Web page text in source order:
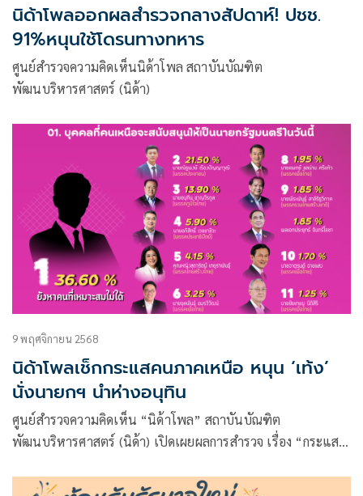
นิด้าโพลออกผลสำรวจกลางสัปดาห์! ปชช.
91%หนุนใช้โดรนทางทหาร
ศูนย์สำรวจความคิดเห็นนิด้าโพล สถาบันบัณฑิต
พัฒนบริหารศาสตร์ (นิด้า)
9 พฤศจิกายน 2568
นิด้าโพลเช็กกระแสคนภาคเหนือ หนุน ‘เท้ง’
นั่งนายกฯ นำห่างอนุทิน
ศูนย์สำรวจความคิดเห็น “นิด้าโพล” สถาบันบัณฑิต
พัฒนบริหารศาสตร์ (นิด้า) เปิดเผยผลการสำรวจ เรื่อง “กระแส
พฤศจิกายน 2568 จากประชาชนที่มีอายุ 18 ปีขึ้นไป และมีสิทธิ